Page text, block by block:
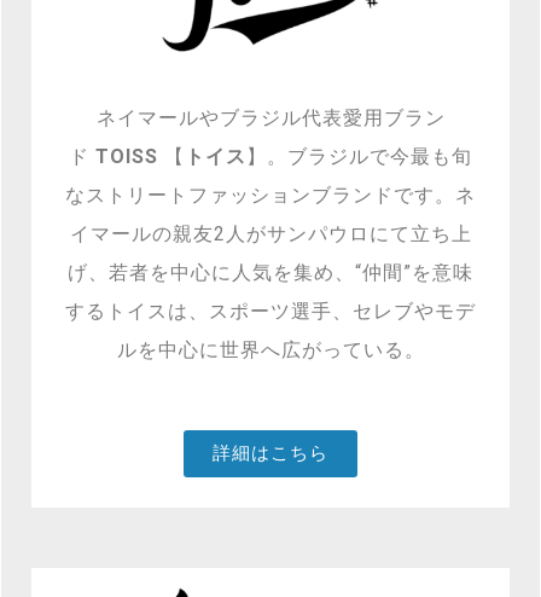
ネイマールやブラジル代表愛用ブラン
ド TOISS 【 トイス 】。ブラジルで今最も旬
なストリートファッションブランドです。ネ
イマールの親友2人がサンパウロにて立ち上
げ、若者を中心に人気を集め、“仲間”を意味
するトイスは、スポーツ選手、セレブやモデ
ルを中心に世界へ広がっている。
詳細はこちら